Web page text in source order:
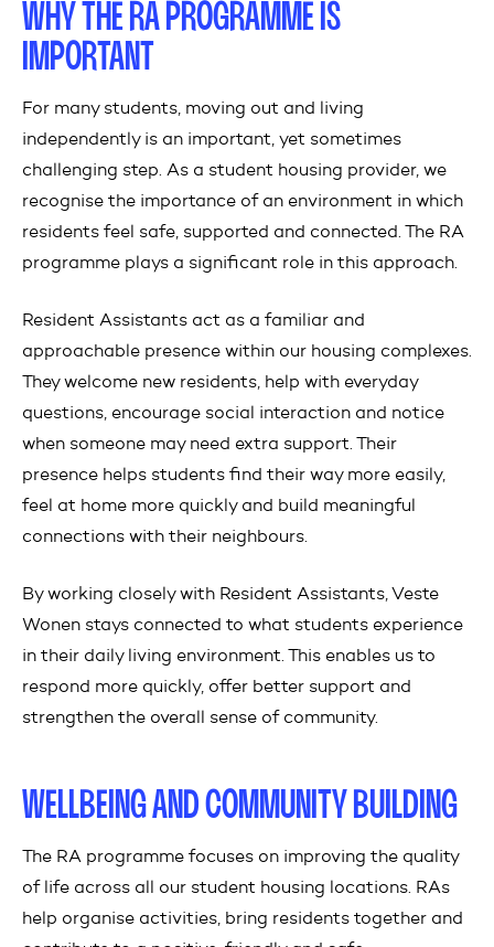
WHY THE RA PROGRAMME IS
IMPORTANT
For many students, moving out and living
independently is an important, yet sometimes
challenging step. As a student housing provider, we
recognise the importance of an environment in which
residents feel safe, supported and connected. The RA
programme plays a significant role in this approach.
Resident Assistants act as a familiar and
approachable presence within our housing complexes.
They welcome new residents, help with everyday
questions, encourage social interaction and notice
when someone may need extra support. Their
presence helps students find their way more easily,
feel at home more quickly and build meaningful
connections with their neighbours.
By working closely with Resident Assistants, Veste
Wonen stays connected to what students experience
in their daily living environment. This enables us to
respond more quickly, offer better support and
strengthen the overall sense of community.
WELLBEING AND COMMUNITY BUILDING
The RA programme focuses on improving the quality
of life across all our student housing locations. RAs
help organise activities, bring residents together and